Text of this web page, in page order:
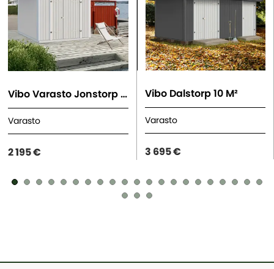
Vibo Varasto Jonstorp 7,5 M²
Varasto
2 195 €
Vibo Dalstorp 10 M²
Varasto
3 695 €